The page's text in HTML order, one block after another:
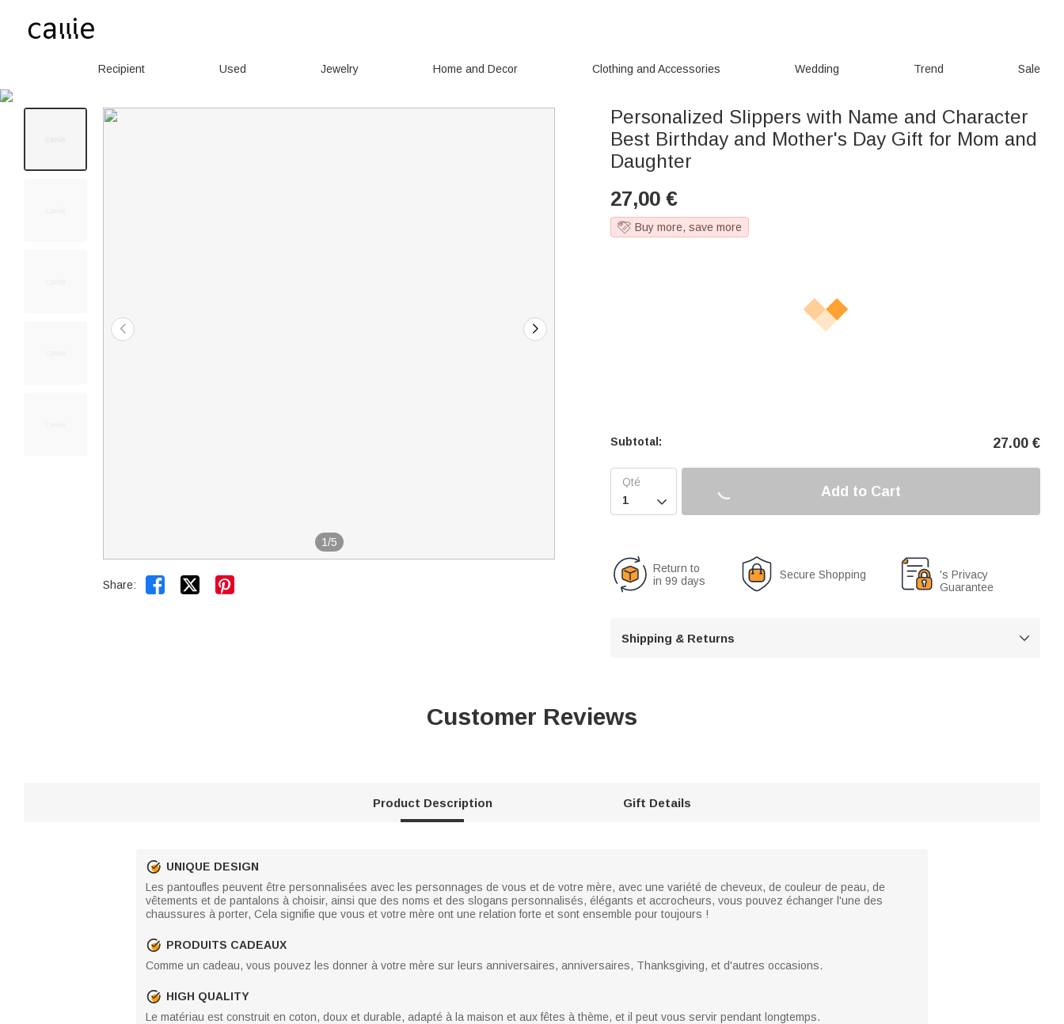
Recipient Used Jewelry Home and Decor Clothing and Accessories Wedding Trend Sale
1/5
Share:  
Personalized Slippers with Name and Character
Best Birthday and Mother's Day Gift for Mom and
Daughter
27,00 €
Buy more, save more
Subtotal: 27.00 €

Add to Cart
Return to
in 99 days
Secure Shopping
's Privacy
Guarantee
Shipping & Returns 
Customer Reviews
Product Description Gift Details
UNIQUE DESIGN
Les pantoufles peuvent être personnalisées avec les personnages de vous et de votre mère, avec une variété de cheveux, de couleur de peau, de
vêtements et de pantalons à choisir, ainsi que des noms et des slogans personnalisés, élégants et accrocheurs, vous pouvez échanger l'une des
chaussures à porter, Cela signifie que vous et votre mère ont une relation forte et sont ensemble pour toujours !
PRODUITS CADEAUX
Comme un cadeau, vous pouvez les donner à votre mère sur leurs anniversaires, anniversaires, Thanksgiving, et d'autres occasions.
HIGH QUALITY
Le matériau est construit en coton, doux et durable, adapté à la maison et aux fêtes à thème, et il peut vous servir pendant longtemps.